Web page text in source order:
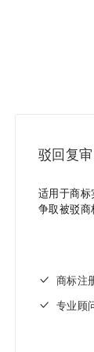
驳回复审
适用于商
争取被驳商
商标注
专业顾